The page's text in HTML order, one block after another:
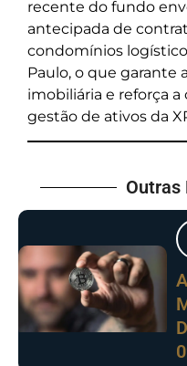
recente do fundo
antecipada de
condomínios
Paulo, o que garante
imobiliária e reforça
gestão de ativos da
Outras